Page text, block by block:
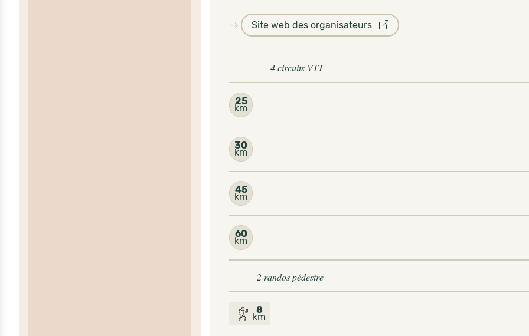
Site web des organisateurs
4 circuits VTT
25
km
30
km
45
km
60
km
2 randos pédestre
8
km